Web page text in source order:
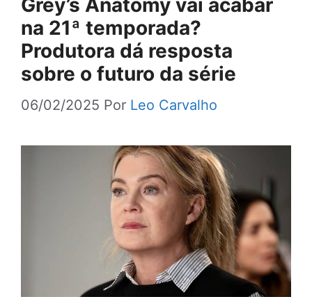
na 21ª temporada?
Produtora dá resposta
sobre o futuro da série
06/02/2025 Por Leo Carvalho